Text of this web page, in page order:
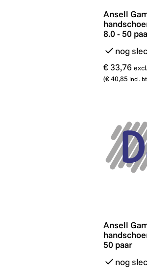
Ansell
Ansell
8.0 - 50
nog
€ 33,76
(€ 40,85 incl.
Ansell
Ansell
50 paar
nog